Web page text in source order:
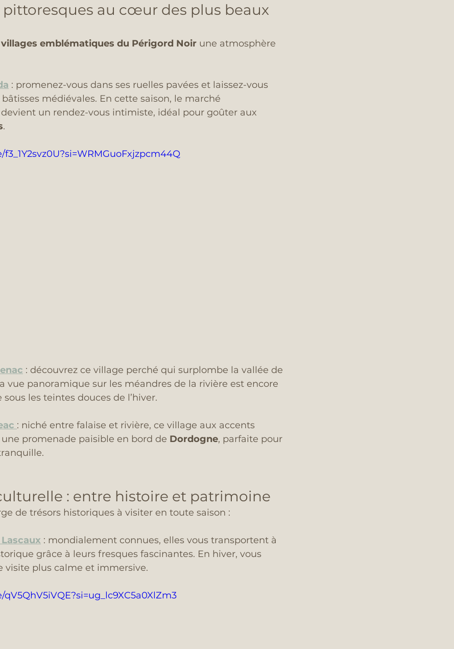
pittoresques au cœur des plus beaux
villages emblématiques du Périgord Noir une atmosphère
: promenez-vous dans ses ruelles pavées et laissez-vous
médiévales. En cette saison, le marché
un rendez-vous intimiste, idéal pour goûter aux
.
: découvrez ce village perché qui surplombe la vallée de
vue panoramique sur les méandres de la rivière est encore
sous les teintes douces de l’hiver.
: niché entre falaise et rivière, ce village aux accents
promenade paisible en bord de Dordogne, parfaite pour
: entre histoire et patrimoine
de trésors historiques à visiter en toute saison :
: mondialement connues, elles vous transportent à
grâce à leurs fresques fascinantes. En hiver, vous
visite plus calme et immersive.